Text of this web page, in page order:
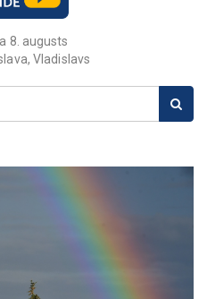
8. augusts
Vladislavs